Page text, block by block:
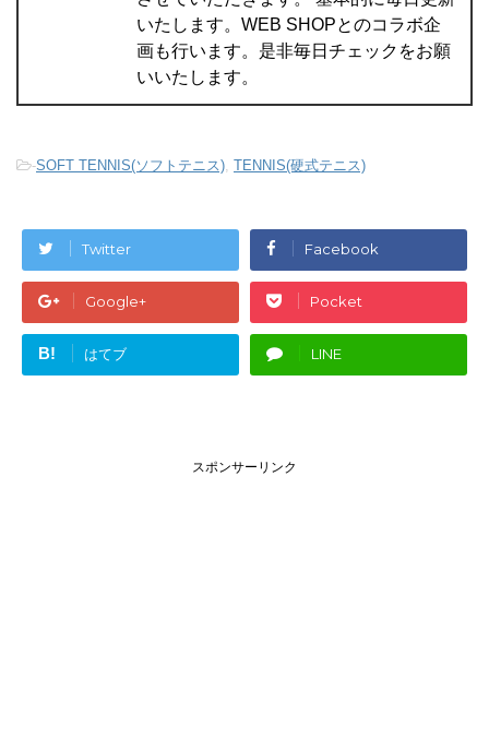
いたします。WEB SHOPとのコラボ企
画も行います。是非毎日チェックをお願
いいたします。
-SOFT TENNIS(ソフトテニス) TENNIS(硬式テニス)
Twitter Facebook
Google+ Pocket
B! はてブ LINE
スポンサーリンク